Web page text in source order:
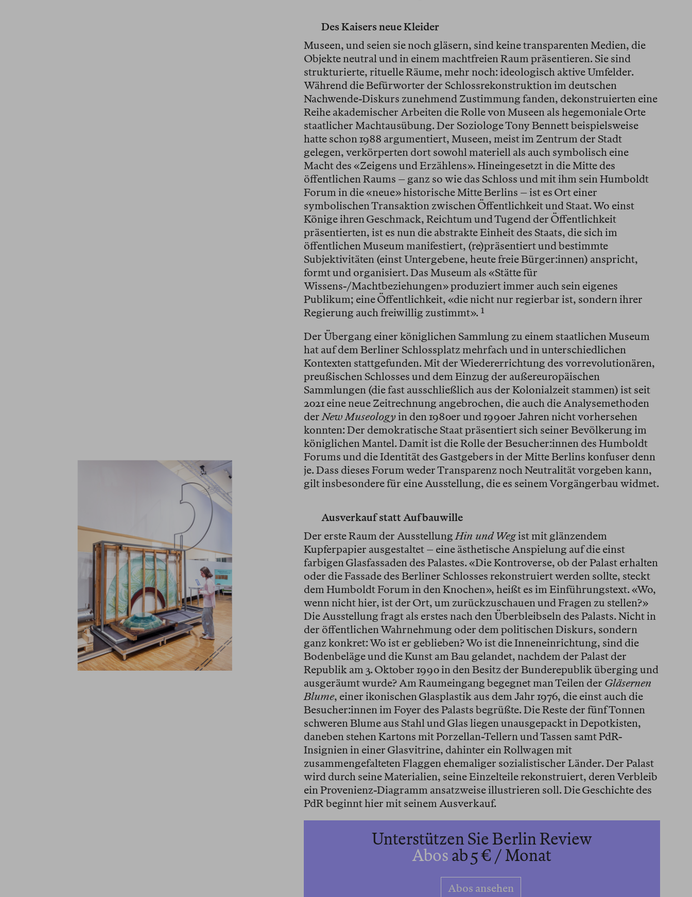
Des Kaisers neue Kleider
Museen, und seien sie noch gläsern, sind keine transparenten Medien, die
Objekte neutral und in einem machtfreien Raum präsentieren. Sie sind
strukturierte, rituelle Räume, mehr noch: ideologisch aktive Umfelder.
Während die Befürworter der Schlossrekonstruktion im deutschen
Nachwende-Diskurs zunehmend Zustimmung fanden, dekonstruierten eine
Reihe akademischer Arbeiten die Rolle von Museen als hegemoniale Orte
staatlicher Machtausübung. Der Soziologe Tony Bennett beispielsweise
hatte schon 1988 argumentiert, Museen, meist im Zentrum der Stadt
gelegen, verkörperten dort sowohl materiell als auch symbolisch eine
Macht des «Zeigens und Erzählens». Hineingesetzt in die Mitte des
öffentlichen Raums – ganz so wie das Schloss und mit ihm sein Humboldt
Forum in die «neue» historische Mitte Berlins – ist es Ort einer
symbolischen Transaktion zwischen Öffentlichkeit und Staat. Wo einst
Könige ihren Geschmack, Reichtum und Tugend der Öffentlichkeit
präsentierten, ist es nun die abstrakte Einheit des Staats, die sich im
öffentlichen Museum manifestiert, (re)präsentiert und bestimmte
Subjektivitäten (einst Untergebene, heute freie Bürger:innen) anspricht,
formt und organisiert. Das Museum als «Stätte für
Wissens-/Machtbeziehungen» produziert immer auch sein eigenes
Publikum; eine Öffentlichkeit, «die nicht nur regierbar ist, sondern ihrer
Regierung auch freiwillig zustimmt».⁠ 1
Der Übergang einer königlichen Sammlung zu einem staatlichen Museum
hat auf dem Berliner Schlossplatz mehrfach und in unterschiedlichen
Kontexten stattgefunden. Mit der Wiedererrichtung des vorrevolutionären,
preußischen Schlosses und dem Einzug der außereuropäischen
Sammlungen (die fast ausschließlich aus der Kolonialzeit stammen) ist seit
2021 eine neue Zeitrechnung angebrochen, die auch die Analysemethoden
derNew Museologyin den 1980er und 1990er Jahren nicht vorhersehen
konnten: Der demokratische Staat präsentiert sich seiner Bevölkerung im
königlichen Mantel. Damit ist die Rolle der Besucher:innen des Humboldt
Forums und die Identität des Gastgebers in der Mitte Berlins konfuser denn
je. Dass dieses Forum weder Transparenz noch Neutralität vorgeben kann,
gilt insbesondere für eine Ausstellung, die es seinem Vorgängerbau widmet.
Ausverkauf statt Aufbauwille
Der erste Raum der AusstellungHin und Wegist mit glänzendem
Kupferpapier ausgestaltet – eine ästhetische Anspielung auf die einst
farbigen Glasfassaden des Palastes. «Die Kontroverse, ob der Palast erhalten
oder die Fassade des Berliner Schlosses rekonstruiert werden sollte, steckt
dem Humboldt Forum in den Knochen», heißt es im Einführungstext. «Wo,
wenn nicht hier, ist der Ort, um zurückzuschauen und Fragen zu stellen?»
Die Ausstellung fragt als erstes nach den Überbleibseln des Palasts. Nicht in
der öffentlichen Wahrnehmung oder dem politischen Diskurs, sondern
ganz konkret: Wo ist er geblieben? Wo ist die Inneneinrichtung, sind die
Bodenbeläge und die Kunst am Bau gelandet, nachdem der Palast der
Republik am 3. Oktober 1990 in den Besitz der Bunderepublik überging und
ausgeräumt wurde? Am Raumeingang begegnet man Teilen der Gläsernen
Blume, einer ikonischen Glasplastik aus dem Jahr 1976, die einst auch die
Besucher:innen im Foyer des Palasts begrüßte. Die Reste der fünf Tonnen
schweren Blume aus Stahl und Glas liegen unausgepackt in Depotkisten,
daneben stehen Kartons mit Porzellan-Tellern und Tassen samt PdR-
Insignien in einer Glasvitrine, dahinter ein Rollwagen mit
zusammengefalteten Flaggen ehemaliger sozialistischer Länder. Der Palast
wird durch seine Materialien, seine Einzelteile rekonstruiert, deren Verbleib
ein Provenienz-Diagramm ansatzweise illustrieren soll. Die Geschichte des
PdR beginnt hier mit seinem Ausverkauf.
Unterstützen Sie Berlin Review
Abos ab 5 € / Monat
Abos ansehen